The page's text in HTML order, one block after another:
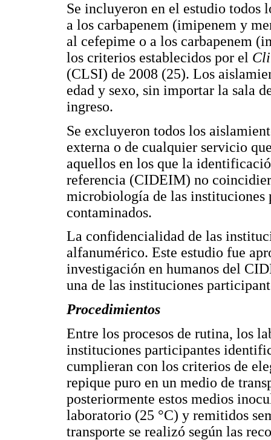
Se incluyeron en el estudio todos
a los carbapenem (imipenem y
al cefepime o a los carbapenem
los criterios establecidos por el
(CLSI) de 2008 (25). Los
edad y sexo, sin importar la sala
ingreso.
Se excluyeron todos los
externa o de cualquier servicio
aquellos en los que la
referencia (CIDEIM) no
microbiología de las instituciones
contaminados.
La confidencialidad de las
alfanumérico. Este estudio fue
investigación en humanos del
una de las instituciones
Procedimientos
Entre los procesos de rutina, los
instituciones participantes
cumplieran con los criterios de
repique puro en un medio de
posteriormente estos medios
laboratorio (25 °C) y remitidos
transporte se realizó según las